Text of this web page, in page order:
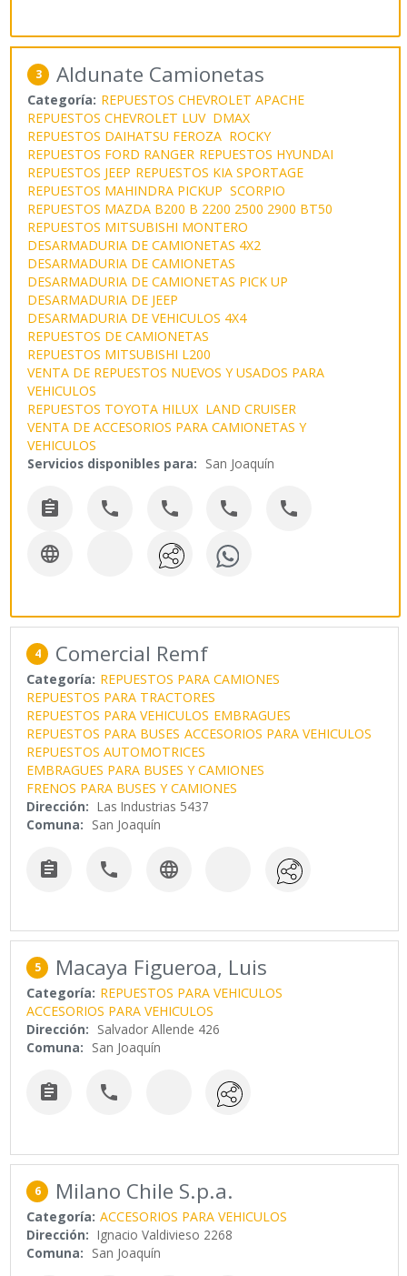
3 Aldunate Camionetas
Categoría: REPUESTOS CHEVROLET APACHE
REPUESTOS CHEVROLET LUV DMAX
REPUESTOS DAIHATSU FEROZA ROCKY
REPUESTOS FORD RANGER REPUESTOS HYUNDAI
REPUESTOS JEEP REPUESTOS KIA SPORTAGE
REPUESTOS MAHINDRA PICKUP SCORPIO
REPUESTOS MAZDA B200 B 2200 2500 2900 BT50
REPUESTOS MITSUBISHI MONTERO
DESARMADURIA DE CAMIONETAS 4X2
DESARMADURIA DE CAMIONETAS
DESARMADURIA DE CAMIONETAS PICK UP
DESARMADURIA DE JEEP
DESARMADURIA DE VEHICULOS 4X4
REPUESTOS DE CAMIONETAS
REPUESTOS MITSUBISHI L200
VENTA DE REPUESTOS NUEVOS Y USADOS PARA
VEHICULOS
REPUESTOS TOYOTA HILUX LAND CRUISER
VENTA DE ACCESORIOS PARA CAMIONETAS Y
VEHICULOS
Servicios disponibles para: San Joaquín
    

4 Comercial Remf
Categoría: REPUESTOS PARA CAMIONES
REPUESTOS PARA TRACTORES
REPUESTOS PARA VEHICULOS EMBRAGUES
REPUESTOS PARA BUSES ACCESORIOS PARA VEHICULOS
REPUESTOS AUTOMOTRICES
EMBRAGUES PARA BUSES Y CAMIONES
FRENOS PARA BUSES Y CAMIONES
Dirección: Las Industrias 5437
Comuna: San Joaquín
  
5 Macaya Figueroa, Luis
Categoría: REPUESTOS PARA VEHICULOS
ACCESORIOS PARA VEHICULOS
Dirección: Salvador Allende 426
Comuna: San Joaquín
 
6 Milano Chile S.p.a.
Categoría: ACCESORIOS PARA VEHICULOS
Dirección: Ignacio Valdivieso 2268
Comuna: San Joaquín